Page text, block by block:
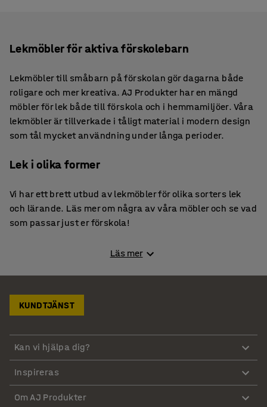
Lekmöbler för aktiva förskolebarn
Lekmöbler till småbarn på förskolan gör dagarna både
roligare och mer kreativa. AJ Produkter har en mängd
möbler för lek både till förskola och i hemmamiljöer. Våra
lekmöbler är tillverkade i tåligt material i modern design
som tål mycket användning under långa perioder.
Lek i olika former
Vi har ett brett utbud av lekmöbler för olika sorters lek
och lärande. Läs mer om några av våra möbler och se vad
som passar just er förskola!
Naturtrogna köksmöbler
I ett leksakskök kan barnen leka kock, bagare eller
praktiska köksö med spishäll, diskho och
kan delta samtidigt i lekarna. Köksön på hjul är rolig och
robust, så den står pall för mycket lek och stoj. Vårt
fasta leksakskök är lika naturtroget och inbjudande till
kreativa lekar. Eftersom köksleksakerna även säljs
styckvis kan du kombinera spis med hyllor, köksskåp
Läs mer
KUNDTJÄNST
Kan vi hjälpa dig?
Inspireras
Om AJ Produkter